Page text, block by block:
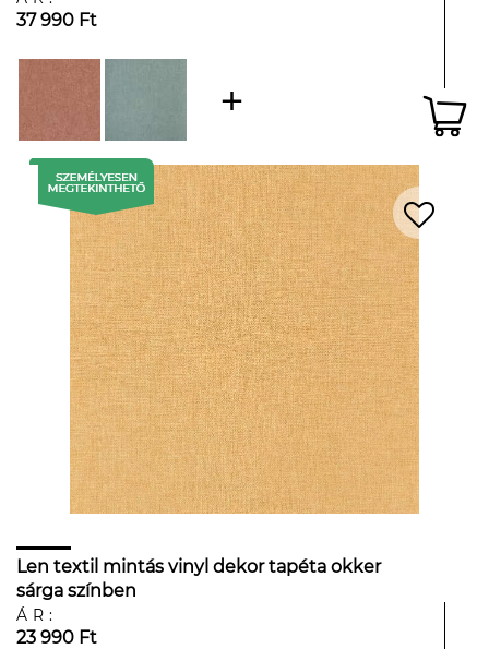
37 990 Ft
Len textil mintás vinyl dekor tapéta okker
sárga színben
ÁR:
23 990 Ft